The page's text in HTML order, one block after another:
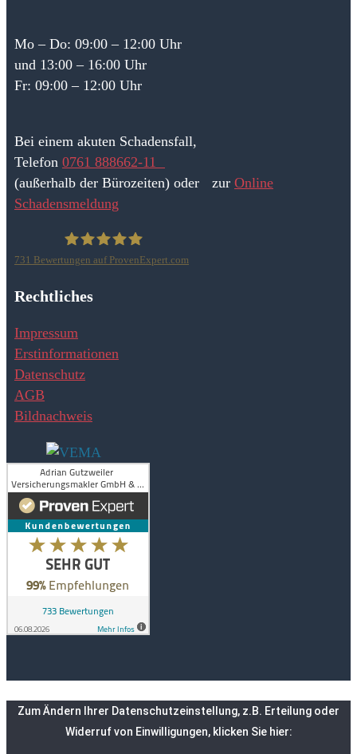
Mo – Do: 09:00 – 12:00 Uhr
und 13:00 – 16:00 Uhr
Fr: 09:00 – 12:00 Uhr
Bei einem akuten Schadensfall,
Telefon 0761 888662-11
(außerhalb der Bürozeiten) oder zur Online
Schadensmeldung
Adrian Gutzweiler Versicherungsmakler GmbH & Co.
731 Bewertungen auf ProvenExpert.com
Rechtliches
Impressum
Erstinformationen
Datenschutz
AGB
Bildnachweis
Zum Ändern Ihrer Datenschutzeinstellung, z.B. Erteilung oder
Widerruf von Einwilligungen, klicken Sie hier: